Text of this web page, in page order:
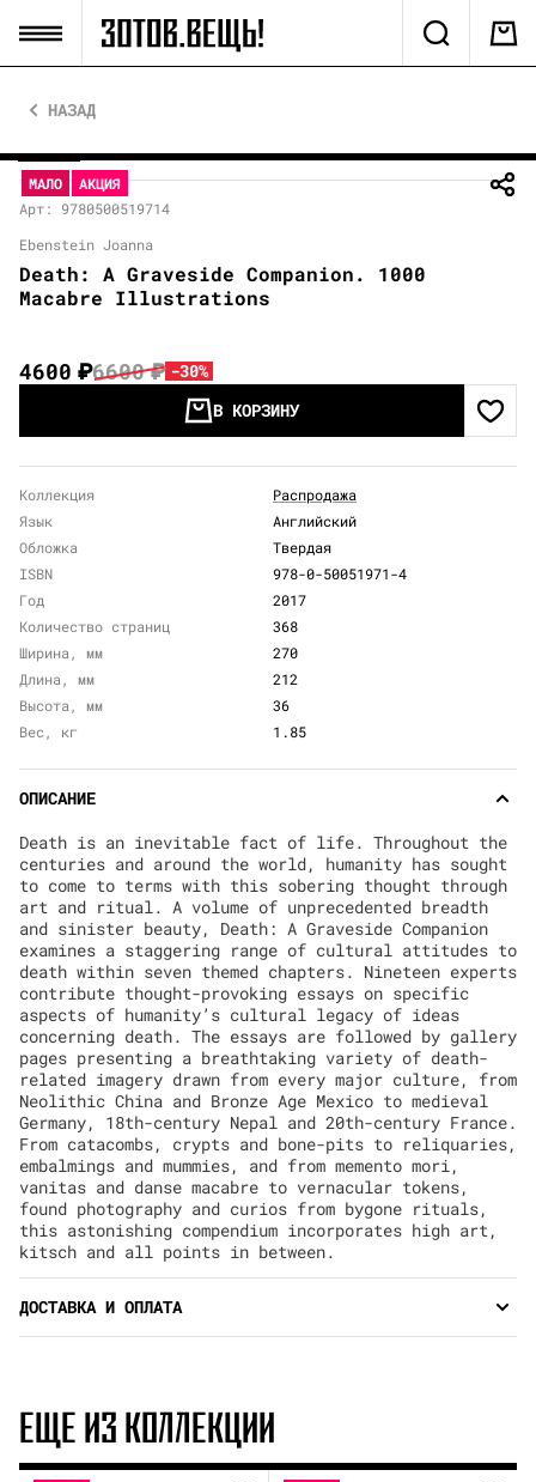
НАЗАД
МАЛО
АКЦИЯ
Арт: 9780500519714
Ebenstein Joanna
Death: A Graveside Companion. 1000
Macabre Illustrations
4600₽6600₽ -30%
В КОРЗИНУ
Коллекция
Распродажа
Язык
Английский
Обложка
Твердая
ISBN
978-0-50051971-4
Год
2017
Количество страниц
368
Ширина, мм
270
Длина, мм
212
Высота, мм
36
Вес, кг
1.85
ОПИСАНИЕ
Death is an inevitable fact of life. Throughout the
centuries and around the world, humanity has sought
to come to terms with this sobering thought through
art and ritual. A volume of unprecedented breadth
and sinister beauty, Death: A Graveside Companion
examines a staggering range of cultural attitudes to
death within seven themed chapters. Nineteen experts
contribute thought-provoking essays on specific
aspects of humanity’s cultural legacy of ideas
concerning death. The essays are followed by gallery
pages presenting a breathtaking variety of death-
related imagery drawn from every major culture, from
Neolithic China and Bronze Age Mexico to medieval
Germany, 18th-century Nepal and 20th-century France.
From catacombs, crypts and bone-pits to reliquaries,
embalmings and mummies, and from memento mori,
vanitas and danse macabre to vernacular tokens,
found photography and curios from bygone rituals,
this astonishing compendium incorporates high art,
kitsch and all points in between.
ДОСТАВКА И ОПЛАТА
ЕЩЕ ИЗ КОЛЛЕКЦИИ